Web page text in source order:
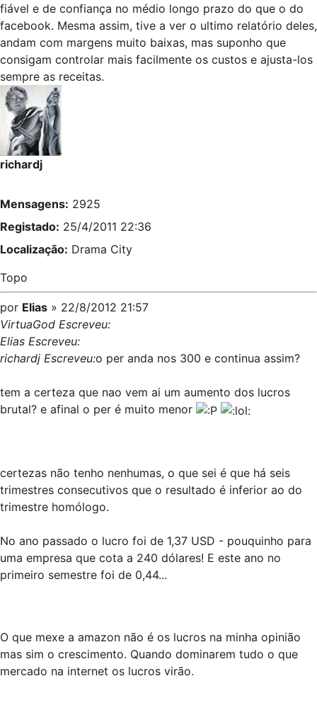
fiável e de confiança no médio longo prazo do que o do
facebook. Mesma assim, tive a ver o ultimo relatório deles,
andam com margens muito baixas, mas suponho que
consigam controlar mais facilmente os custos e ajusta-los
sempre as receitas.
richardj
Mensagens: 2925
Registado: 25/4/2011 22:36
Localização: Drama City
Topo
por Elias » 22/8/2012 21:57
VirtuaGod Escreveu:
Elias Escreveu:
richardj Escreveu:o per anda nos 300 e continua assim?
tem a certeza que nao vem ai um aumento dos lucros
brutal? e afinal o per é muito menor
certezas não tenho nenhumas, o que sei é que há seis
trimestres consecutivos que o resultado é inferior ao do
trimestre homólogo.
No ano passado o lucro foi de 1,37 USD - pouquinho para
uma empresa que cota a 240 dólares! E este ano no
primeiro semestre foi de 0,44...
O que mexe a amazon não é os lucros na minha opinião
mas sim o crescimento. Quando dominarem tudo o que
mercado na internet os lucros virão.